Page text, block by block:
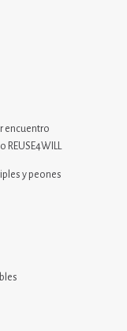
encuentro
y peones